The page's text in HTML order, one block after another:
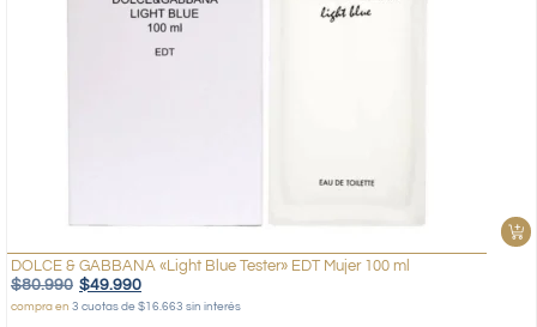
DOLCE & GABBANA «Light Blue Tester» EDT Mujer 100 ml
$80.990 $49.990
compra en 3 cuotas de $16.663 sin interés